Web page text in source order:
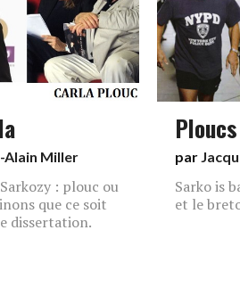
Alain Miller
: plouc ou
que ce soit
dissertation.
par
Sarko is
et le